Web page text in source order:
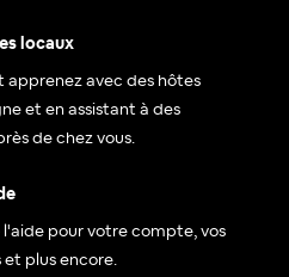
locaux
apprenez avec des hôtes
et en assistant à des
de chez vous.
pour votre compte, vos
et plus encore.